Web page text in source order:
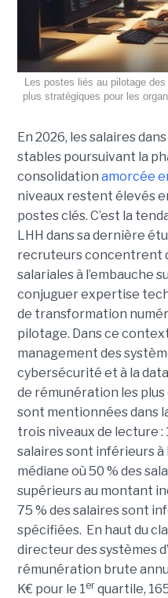
Les postes liés au pilotage
plus stratégiques pour les
En 2026, les salaires
stables poursuivant la
consolidation amorcée
niveaux restent élevés
postes clés. C’est la
LHH dans sa dernière
recruteurs concentrent
salariales à l’embauche
conjuguer expertise
de transformation
pilotage. Dans ce
management des
cybersécurité et à la
de rémunération les
sont mentionnées dans
trois niveaux de lecture :
salaires sont inférieurs
médiane où 50 % des
supérieurs au montant
75 % des salaires sont
spécifiées. En haut du
directeur des systèmes
rémunération brute
K€ pour le 1er quartile,